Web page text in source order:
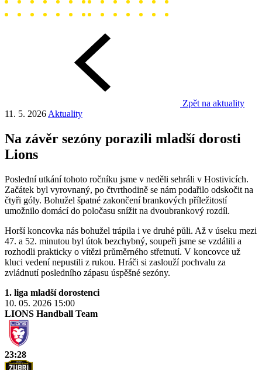
Zpět na aktuality
11. 5. 2026 Aktuality
Na závěr sezóny porazili mladší dorosti
Lions
Poslední utkání tohoto ročníku jsme v neděli sehráli v Hostivicích.
Začátek byl vyrovnaný, po čtvrthodině se nám podařilo odskočit na
čtyři góly. Bohužel špatné zakončení brankových příležitostí
umožnilo domácí do poločasu snížit na dvoubrankový rozdíl.
Horší koncovka nás bohužel trápila i ve druhé půli. Až v úseku mezi
47. a 52. minutou byl útok bezchybný, soupeři jsme se vzdálili a
rozhodli prakticky o vítězi průměrného střetnutí. V koncovce už
kluci vedení nepustili z rukou. Hráči si zaslouží pochvalu za
zvládnutí posledního zápasu úspěšné sezóny.
1. liga mladší dorostenci
10. 05. 2026 15:00
LIONS Handball Team
23:28